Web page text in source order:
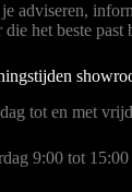
adviseren,
die het beste
tot en met
9:00 tot 15:00